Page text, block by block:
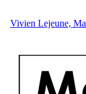
Vivien Lejeune,